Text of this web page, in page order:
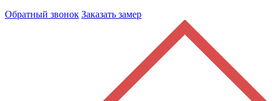
Обратный звонок Заказать замер